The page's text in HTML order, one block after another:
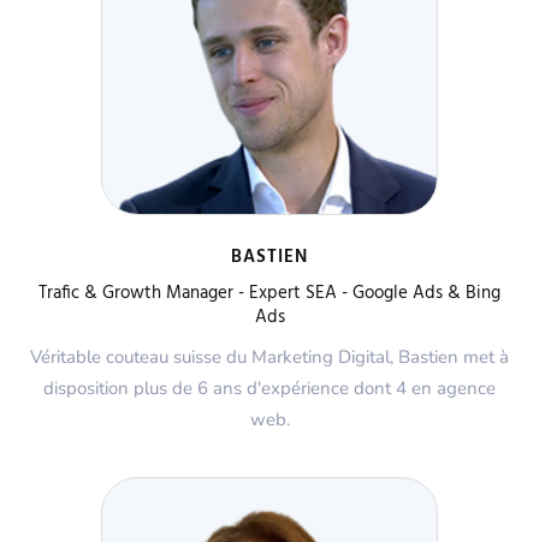
BASTIEN
Trafic & Growth Manager - Expert SEA - Google Ads & Bing
Ads
Véritable couteau suisse du Marketing Digital, Bastien met à
disposition plus de 6 ans d'expérience dont 4 en agence
web.